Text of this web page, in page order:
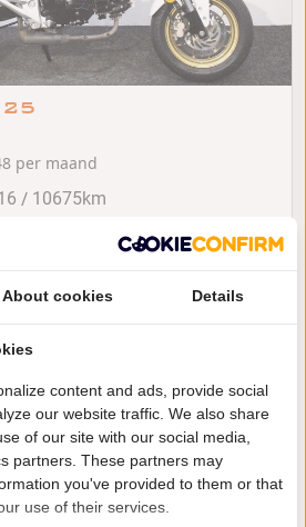
per maand
/ 10675km
About cookies Details
content and ads, provide social
our website traffic. We also share
of our site with our social media,
partners. These partners may
you've provided to them or that
use of their services.